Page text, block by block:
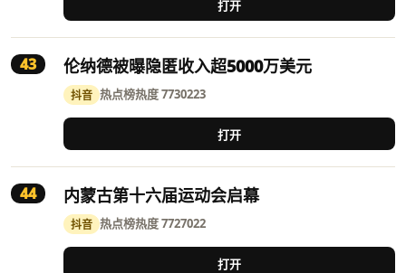
打开
43 伦纳德被曝隐匿收入超5000万美元
抖音 热点榜热度 7730223
打开
44 内蒙古第十六届运动会启幕
抖音 热点榜热度 7727022
打开